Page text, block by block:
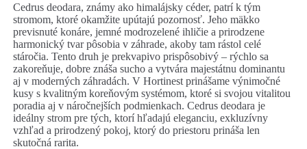
Cedrus deodara, známy ako himalájsky céder, patrí k tým
stromom, ktoré okamžite upútajú pozornosť. Jeho mäkko
previsnuté konáre, jemné modrozelené ihličie a prirodzene
harmonický tvar pôsobia v záhrade, akoby tam rástol celé
stáročia. Tento druh je prekvapivo prispôsobivý – rýchlo sa
zakoreňuje, dobre znáša sucho a vytvára majestátnu dominantu
aj v moderných záhradách. V Hortinest prinášame výnimočné
kusy s kvalitným koreňovým systémom, ktoré si svojou vitalitou
poradia aj v náročnejších podmienkach. Cedrus deodara je
ideálny strom pre tých, ktorí hľadajú eleganciu, exkluzívny
vzhľad a prirodzený pokoj, ktorý do priestoru prináša len
skutočná rarita.